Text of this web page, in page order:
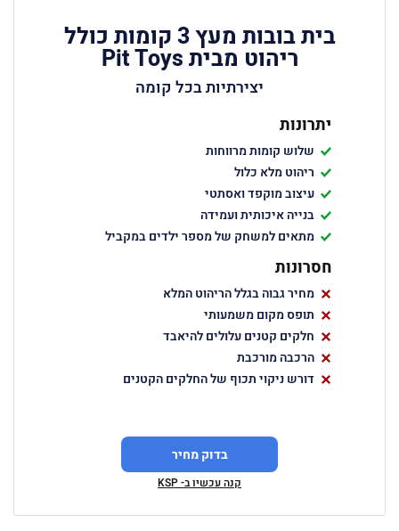
בית בובות מעץ 3 קומות כולל
ריהוט מבית Pit Toys
יצירתיות בכל קומה
יתרונות
שלוש קומות מרווחות
ריהוט מלא כלול
עיצוב מוקפד ואסתטי
בנייה איכותית ועמידה
מתאים למשחק של מספר ילדים במקביל
חסרונות
מחיר גבוה בגלל הריהוט המלא
תופס מקום משמעותי
חלקים קטנים עלולים להיאבד
הרכבה מורכבת
דורש ניקוי תכוף של החלקים הקטנים
בדוק מחיר
קנה עכשיו ב- KSP